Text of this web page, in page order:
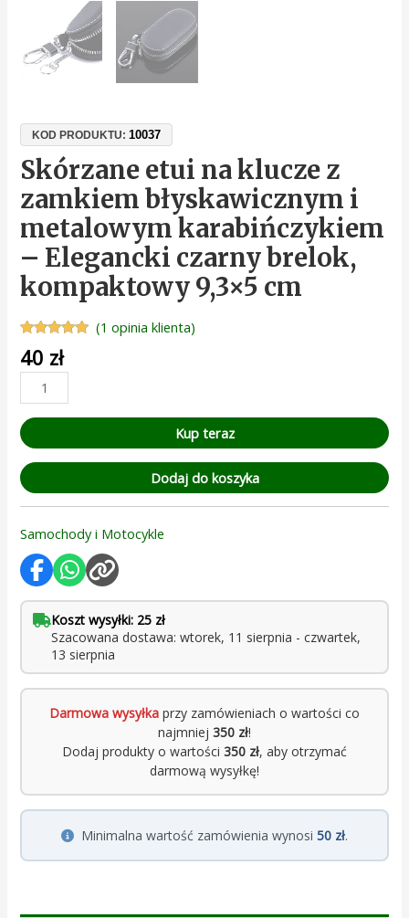
KOD PRODUKTU:10037
Skórzane etui na klucze z
zamkiem błyskawicznym i
metalowym karabińczykiem
– Elegancki czarny brelok,
kompaktowy 9,3×5 cm
Oceniony
5.00 na 5 na
podstawie
oceny
(1 opinia klienta)
40 zł
Kup teraz
Dodaj do koszyka
Samochody i Motocykle
Koszt wysyłki: 25 zł
Szacowana dostawa: wtorek, 11 sierpnia - czwartek,
13 sierpnia
Darmowa wysyłka przy zamówieniach o wartości co
najmniej 350 zł!
Dodaj produkty o wartości 350 zł, aby otrzymać
darmową wysyłkę!
Minimalna wartość zamówienia wynosi 50 zł.